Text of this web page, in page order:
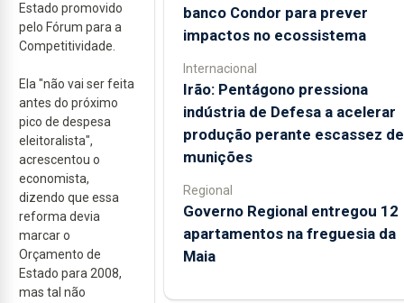
Estado promovido
pelo Fórum para a
Competitividade.
Ela "não vai ser feita
antes do próximo
pico de despesa
eleitoralista",
acrescentou o
economista,
dizendo que essa
reforma devia
marcar o
Orçamento de
Estado para 2008,
mas tal não
banco Condor para prever
impactos no ecossistema
Internacional
Irão: Pentágono pressiona
indústria de Defesa a acelerar
produção perante escassez de
munições
Regional
Governo Regional entregou 12
apartamentos na freguesia da
Maia